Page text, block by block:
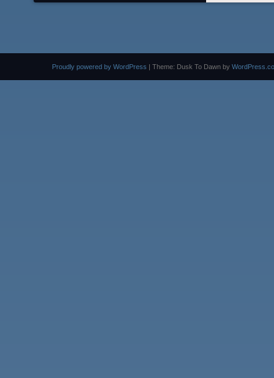
Proudly powered by WordPress | Theme: Dusk To Dawn by